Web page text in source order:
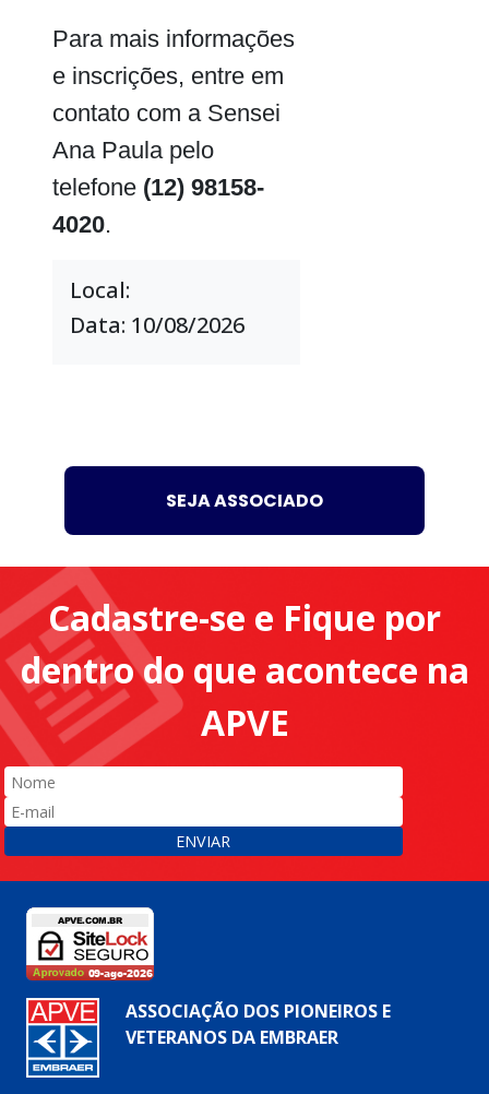
Para mais informações
e inscrições, entre em
contato com a Sensei
Ana Paula pelo
telefone (12) 98158-
4020.
Local:
Data: 10/08/2026
SEJA ASSOCIADO
Cadastre-se e Fique por
dentro do que acontece na
APVE
ENVIAR
ASSOCIAÇÃO DOS PIONEIROS E
VETERANOS DA EMBRAER